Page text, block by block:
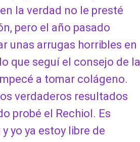
la verdad no le presté
pero el año pasado
unas arrugas horribles en
que seguí el consejo de la
a tomar colágeno.
verdaderos resultados
probé el Rechiol. Es
yo ya estoy libre de